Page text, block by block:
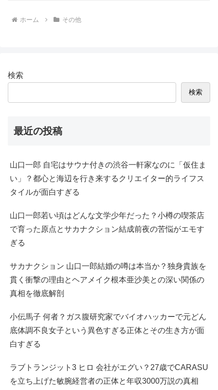
ホーム その他
検索
検索
最近の投稿
山口一郎 自宅はサウナ付きの渋谷一軒家なのに「仮住ま
い」？都心と海辺を行き来するクリエイター的ライフス
タイルが面白すぎる
山口一郎若い頃はどんな文学少年だった？小樽の喫茶店
で育った原点とサカナクション結成前夜の苦悩がエモす
ぎる
サカナクション 山口一郎結婚の噂は本当か？独身貴族を
貫く衝撃の理由とヘアメイク根本亜沙美との深い関係の
真相を徹底解剖
小伝馬子 何者？ガス腹研究家でバイオハッカーで元どん
底体調不良女子という異色すぎる正体とその生き方が面
白すぎる
ラブトランジット3 ヒロ 会社がエグい？27歳でCARASU
を立ち上げた敏腕経営者の正体と年収3000万説の真相